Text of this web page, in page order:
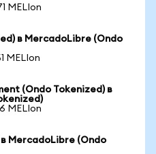
MELIon
в MercadoLibre (Ondo
MELIon
(Ondo Tokenized) в
MELIon
MercadoLibre (Ondo